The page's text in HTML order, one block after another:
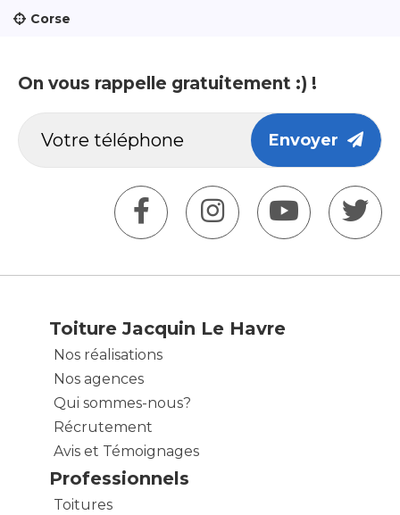
Corse
On vous rappelle gratuitement :) !
Envoyer
Toiture Jacquin Le Havre
Nos réalisations
Nos agences
Qui sommes-nous?
Récrutement
Avis et Témoignages
Professionnels
Toitures